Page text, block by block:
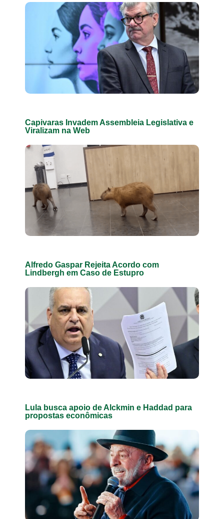
Capivaras Invadem Assembleia Legislativa e
Viralizam na Web
Alfredo Gaspar Rejeita Acordo com
Lindbergh em Caso de Estupro
Lula busca apoio de Alckmin e Haddad para
propostas econômicas